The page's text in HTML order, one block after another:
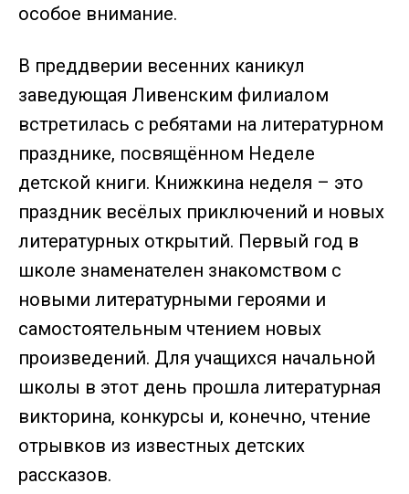
особое внимание.
В преддверии весенних каникул
заведующая Ливенским филиалом
встретилась с ребятами на литературном
празднике, посвящённом Неделе
детской книги. Книжкина неделя – это
праздник весёлых приключений и новых
литературных открытий. Первый год в
школе знаменателен знакомством с
новыми литературными героями и
самостоятельным чтением новых
произведений. Для учащихся начальной
школы в этот день прошла литературная
викторина, конкурсы и, конечно, чтение
отрывков из известных детских
рассказов.